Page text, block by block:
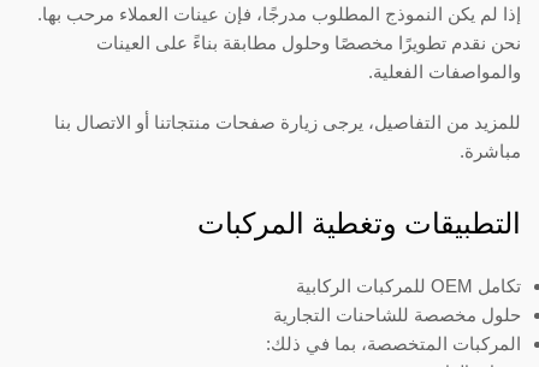
إذا لم يكن النموذج المطلوب مدرجًا، فإن عينات العملاء مرحب بها.
نحن نقدم تطويرًا مخصصًا وحلول مطابقة بناءً على العينات
والمواصفات الفعلية.
للمزيد من التفاصيل، يرجى زيارة صفحات منتجاتنا أو الاتصال بنا
مباشرة.
التطبيقات وتغطية المركبات
تكامل OEM للمركبات الركابية
حلول مخصصة للشاحنات التجارية
المركبات المتخصصة، بما في ذلك: